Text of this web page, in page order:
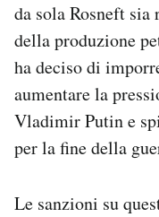
da sola Rosneft
della produzione
ha deciso di
aumentare la
Vladimir Putin e
per la fine della
Le sanzioni su